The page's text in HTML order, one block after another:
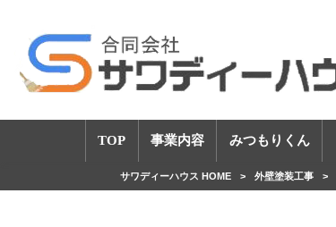
TOP 事業内容 みつもりくん
サワディーハウス HOME > 外壁塗装工事 >